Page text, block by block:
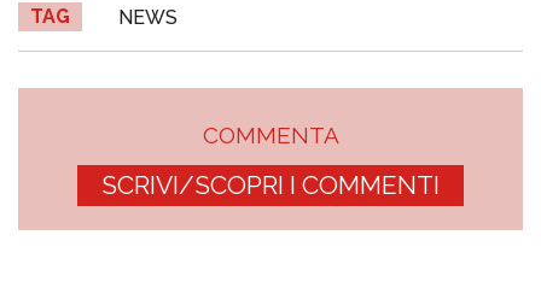
TAG NEWS
COMMENTA
SCRIVI/SCOPRI I COMMENTI